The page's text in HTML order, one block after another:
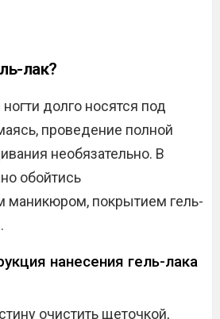
лак?
долго носятся под
проведение полной
необязательно. В
обойтись
маникюром, покрытием гель-
нанесения гель-лака
очистить щеточкой,